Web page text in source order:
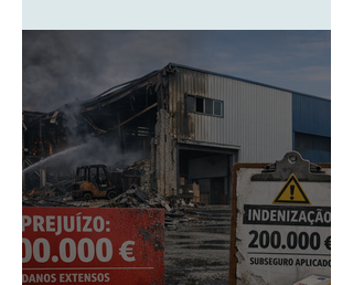
Evitá‑las